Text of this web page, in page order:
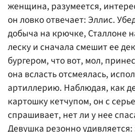
женщина, разумеется,
он ловко отвечает: Эллис.
добыча на крючке, Сталлоне
леску и сначала смешит ее
бургером, что вот, мол,
она всласть отсмеялась,
артиллерию. Наблюдая, как
картошку кетчупом, он с
спрашивает, нет ли у нее
Девушка резонно удивляется: